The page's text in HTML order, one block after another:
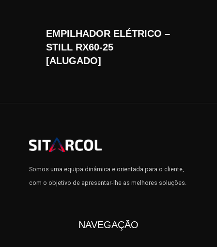
EMPILHADOR ELÉTRICO –
STILL RX60-25
[ALUGADO]
Somos uma equipa dinâmica e orientada para o cliente,
com o objetivo de apresentar-lhe as melhores soluções.
NAVEGAÇÃO